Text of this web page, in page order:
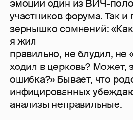
эмоции один из ВИЧ-
участников форума. Так и
зернышко сомнений:
я жил
правильно, не блудил, не
ходил в церковь? Может,
ошибка?» Бывает, что
инфицированных
анализы неправильные.